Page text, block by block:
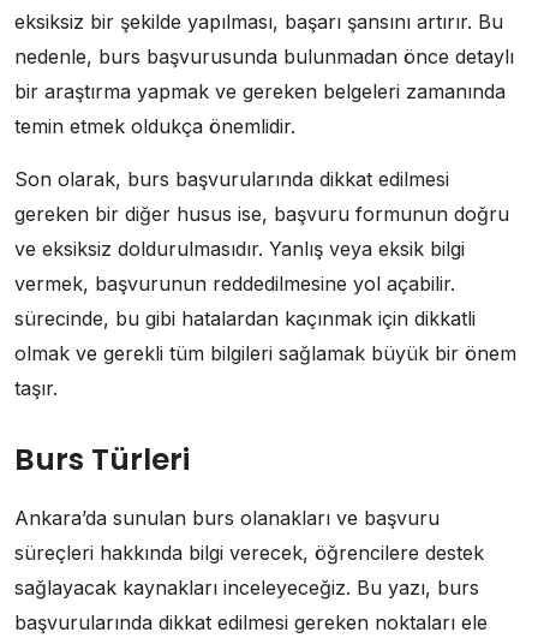
eksiksiz bir şekilde yapılması, başarı şansını artırır. Bu
nedenle, burs başvurusunda bulunmadan önce detaylı
bir araştırma yapmak ve gereken belgeleri zamanında
temin etmek oldukça önemlidir.
Son olarak, burs başvurularında dikkat edilmesi
gereken bir diğer husus ise, başvuru formunun doğru
ve eksiksiz doldurulmasıdır. Yanlış veya eksik bilgi
vermek, başvurunun reddedilmesine yol açabilir.
sürecinde, bu gibi hatalardan kaçınmak için dikkatli
olmak ve gerekli tüm bilgileri sağlamak büyük bir önem
taşır.
Burs Türleri
Ankara’da sunulan burs olanakları ve başvuru
süreçleri hakkında bilgi verecek, öğrencilere destek
sağlayacak kaynakları inceleyeceğiz. Bu yazı, burs
başvurularında dikkat edilmesi gereken noktaları ele